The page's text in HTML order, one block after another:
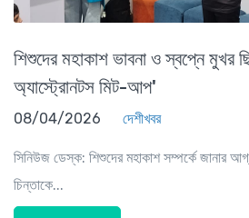
শিশুদের মহাকাশ ভাবনা ও স্বপ্নে মুখর
অ্যাস্ট্রোনটস মিট-আপ'
08/04/2026 দেশীখবর
সিনিউজ ডেস্ক: শিশুদের মহাকাশ সম্পর্কে জানার
চিন্তাকে...